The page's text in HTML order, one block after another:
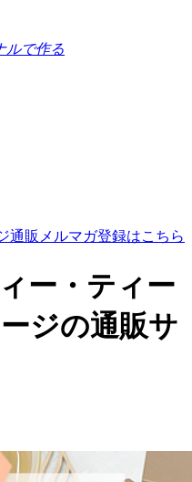
ルで作る
ー・ティー
ジの通販サ